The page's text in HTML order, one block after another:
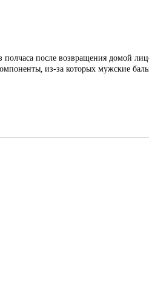
после возвращения домой
из-за которых мужские